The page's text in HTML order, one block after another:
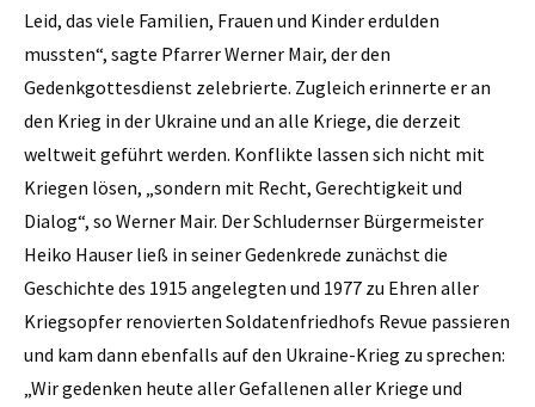
Leid, das viele Familien, Frauen und Kinder erdulden
mussten“, sagte Pfarrer Werner Mair, der den
Gedenkgottesdienst zelebrierte. Zugleich erinnerte er an
den Krieg in der Ukraine und an alle Kriege, die derzeit
weltweit geführt werden. Konflikte lassen sich nicht mit
Kriegen lösen, „sondern mit Recht, Gerechtigkeit und
Dialog“, so Werner Mair. Der Schludernser Bürgermeister
Heiko Hauser ließ in seiner Gedenkrede zunächst die
Geschichte des 1915 angelegten und 1977 zu Ehren aller
Kriegsopfer renovierten Soldatenfriedhofs Revue passieren
und kam dann ebenfalls auf den Ukraine-Krieg zu sprechen:
„Wir gedenken heute aller Gefallenen aller Kriege und